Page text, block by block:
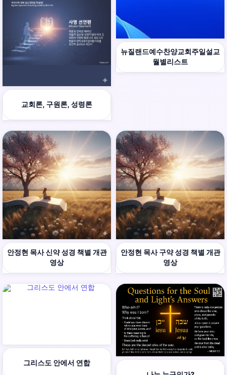
교회론, 구원론, 성령론
뉴질랜드예수찬양교회주일설교
월별리스트
안정현 목사 신약 성경 책별 개관
영상
안정현 목사 구약 성경 책별 개관
영상
그리스도 안에서 연합